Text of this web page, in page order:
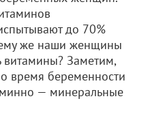
до 70%
же наши женщины
витамины? Заметим,
время беременности
— минеральные